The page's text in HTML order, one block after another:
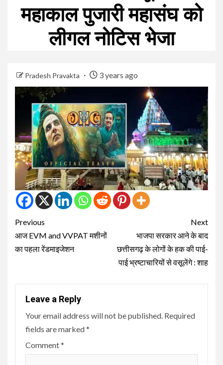
महाकाल पुजारी महासंघ को
लीगल नोटिस भेजा
Pradesh Pravakta 3 years ago
Continue
Reading
Previous
आज EVM and VVPAT मशीनों
का पहला रेंडमाइजेशन
Next
भाजपा सरकार आने के बाद
छत्तीसगढ़ के लोगों के हक की पाई-
पाई भ्रष्टाचारियों से वसूलेंगे : शाह
Leave a Reply
Your email address will not be published. Required
fields are marked*
Comment*